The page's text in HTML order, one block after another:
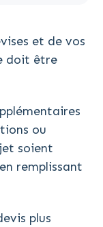
et de vos
doit être
ou
soient
remplissant
plus